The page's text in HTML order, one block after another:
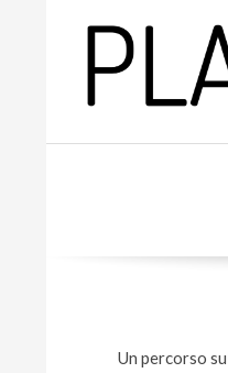
P
Un percorso